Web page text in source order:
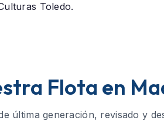
Toledo.
Flota en
última generación, revisado y